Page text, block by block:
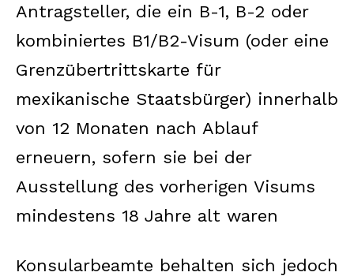
Antragsteller, die ein B-1, B-2 oder
kombiniertes B1/B2-Visum (oder eine
Grenzübertrittskarte für
mexikanische Staatsbürger) innerhalb
von 12 Monaten nach Ablauf
erneuern, sofern sie bei der
Ausstellung des vorherigen Visums
mindestens 18 Jahre alt waren
Konsularbeamte behalten sich jedoch